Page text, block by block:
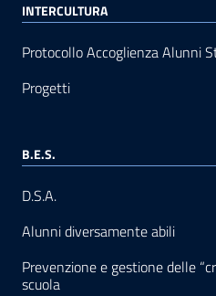
INTERCULTURA
Protocollo Accoglienza Alunni
Progetti
B.E.S.
D.S.A.
Alunni diversamente abili
Prevenzione e gestione delle
scuola